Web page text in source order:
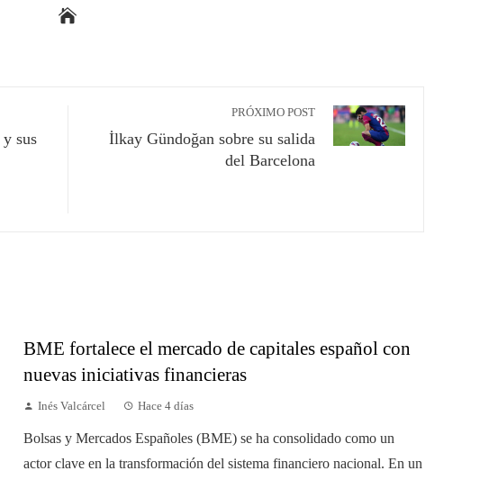
sus
PRÓXIMO POST
İlkay Gündoğan sobre su salida
del Barcelona
BME fortalece el mercado de capitales español con
nuevas iniciativas financieras
Inés Valcárcel Hace 4 días
Bolsas y Mercados Españoles (BME) se ha consolidado como un
actor clave en la transformación del sistema financiero nacional. En un